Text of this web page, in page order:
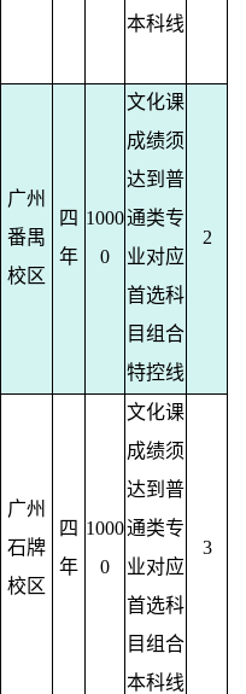
本科线
广州
番禺
校区
四
年
1000
0
文化课
成绩须
达到普
通类专
业对应
首选科
目组合
特控线
2
广州
石牌
校区
四
年
1000
0
文化课
成绩须
达到普
通类专
业对应
首选科
目组合
本科线
3